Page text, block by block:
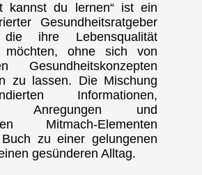
kannst du lernen“ ist ein
Gesundheitsratgeber
ihre Lebensqualität
möchten, ohne sich von
Gesundheitskonzepten
zu lassen. Die Mischung
Informationen,
Anregungen und
Mitmach-Elementen
zu einer gelungenen
gesünderen Alltag.